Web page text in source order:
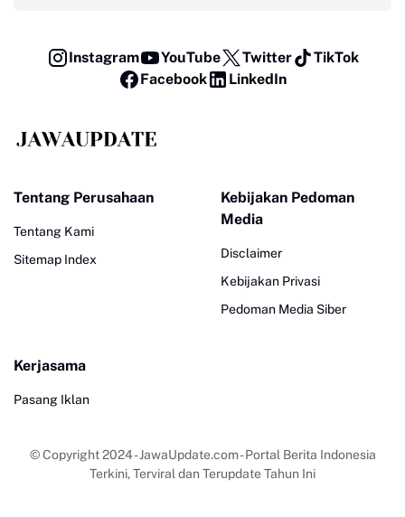
Instagram YouTube Twitter
TikTok
Facebook
LinkedIn
Tentang Perusahaan
Tentang Kami
Sitemap Index
Kebijakan Pedoman
Media
Disclaimer
Kebijakan Privasi
Pedoman Media Siber
Kerjasama
Pasang Iklan
© Copyright 2024-JawaUpdate.com - Portal Berita Indonesia
Terkini, Terviral dan Terupdate Tahun Ini